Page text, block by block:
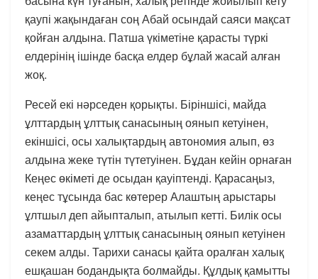
қаупі жақындаған соң Абай осындай саяси мақсат
қойған алдына. Патша үкіметіне қарасты түркі
елдерінің ішінде басқа елдер бұлай жасай алған
жоқ.
Ресей екі нәрседен қорықты. Біріншісі, майда
ұлттардың ұлттық санасының оянып кетуінен,
екіншісі, осы халықтардың автономия алып, өз
алдына жеке түтін түтетуінен. Бұдан кейін орнаған
Кеңес өкіметі де осыдан қауіптенді. Қарасаңыз,
кеңес тұсында бас көтерер Алаштың арыстары
ұлтшыл деп айыпталып, атылып кетті. Билік осы
азаматтардың ұлттық санасының оянып кетуінен
секем алды. Тарихи санасы қайта оралған халық
ешқашан бодандықта болмайды. Құлдық қамытты